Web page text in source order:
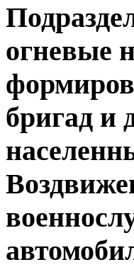
огневые
бригад и